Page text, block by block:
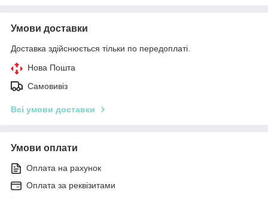
Умови доставки
Доставка здійснюється тільки по передоплаті.
Нова Пошта
Самовивіз
Всі умови доставки
Умови оплати
Оплата на рахунок
Оплата за реквізитами